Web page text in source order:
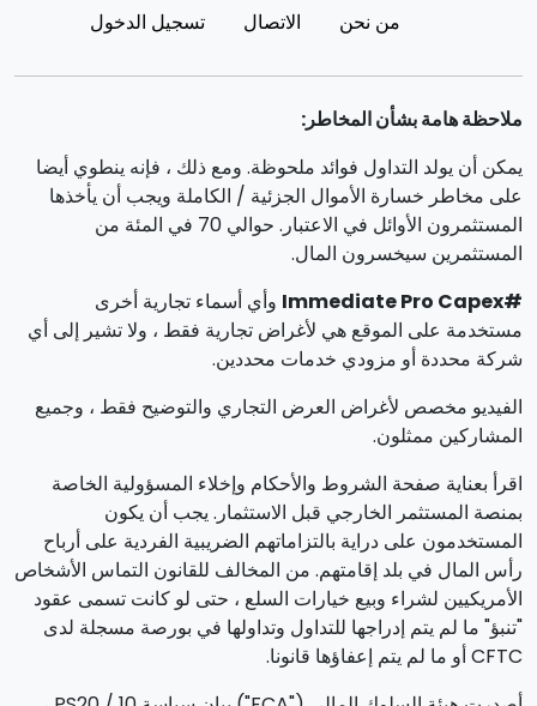
من نحن الاتصال تسجيل الدخول
ملاحظة هامة بشأن المخاطر:
يمكن أن يولد التداول فوائد ملحوظة. ومع ذلك ، فإنه ينطوي أيضا
على مخاطر خسارة الأموال الجزئية / الكاملة ويجب أن يأخذها
المستثمرون الأوائل في الاعتبار. حوالي 70 في المئة من
المستثمرين سيخسرون المال.
#Immediate Pro Capex
وأي أسماء تجارية أخرى
مستخدمة على الموقع هي لأغراض تجارية فقط ، ولا تشير إلى أي
شركة محددة أو مزودي خدمات محددين.
الفيديو مخصص لأغراض العرض التجاري والتوضيح فقط ، وجميع
المشاركين ممثلون.
اقرأ بعناية صفحة الشروط والأحكام وإخلاء المسؤولية الخاصة
بمنصة المستثمر الخارجي قبل الاستثمار. يجب أن يكون
المستخدمون على دراية بالتزاماتهم الضريبية الفردية على أرباح
رأس المال في بلد إقامتهم. من المخالف للقانون التماس الأشخاص
الأمريكيين لشراء وبيع خيارات السلع ، حتى لو كانت تسمى عقود
"تنبؤ" ما لم يتم إدراجها للتداول وتداولها في بورصة مسجلة لدى
CFTC أو ما لم يتم إعفاؤها قانونا.